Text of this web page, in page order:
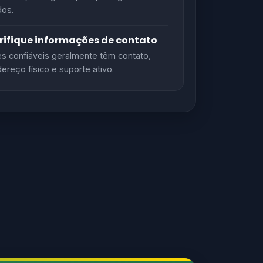
informações de contato
confiáveis geralmente têm contato,
físico e suporte ativo.